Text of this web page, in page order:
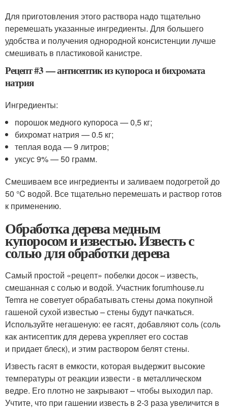
Для приготовления этого раствора надо тщательно
перемешать указанные ингредиенты. Для большего
удобства и получения однородной консистенции лучше
смешивать в пластиковой канистре.
Рецепт #3 — антисептик из купороса и бихромата
натрия
Ингредиенты:
порошок медного купороса — 0,5 кг;
бихромат натрия — 0.5 кг;
теплая вода — 9 литров;
уксус 9% — 50 грамм.
Смешиваем все ингредиенты и заливаем подогретой до
50 °C водой. Все тщательно перемешать и раствор готов
к применению.
Обработка дерева медным
купоросом и известью. Известь с
солью для обработки дерева
Самый простой «рецепт» побелки досок – известь,
смешанная с солью и водой. Участник forumhouse.ru
Temra не советует обрабатывать стены дома покупной
гашеной сухой известью – стены будут пачкаться.
Используйте негашеную: ее гасят, добавляют соль (соль
как антисептик для дерева укрепляет его состав
и придает блеск), и этим раствором белят стены.
Известь гасят в емкости, которая выдержит высокие
температуры от реакции извести - в металлическом
ведре. Его плотно не закрывают – чтобы выходил пар.
Учтите, что при гашении известь в 2-3 раза увеличится в